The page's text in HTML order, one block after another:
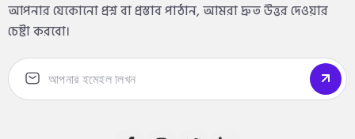
আপনার যেকোনো প্রশ্ন বা প্রস্তাব পাঠান, আমরা দ্রুত উত্তর দেওয়ার
চেষ্টা করবো।